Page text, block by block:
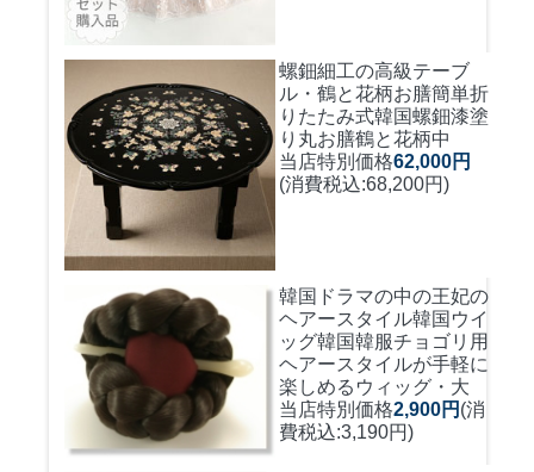
螺鈿細工の高級テーブ
ル・鶴と花柄お膳簡単折
りたたみ式韓国螺鈿漆塗
り丸お膳鶴と花柄中
当店特別価格62,000円
(消費税込:68,200円)
韓国ドラマの中の王妃の
ヘアースタイル韓国ウイ
ッグ韓国韓服チョゴリ用
ヘアースタイルが手軽に
楽しめるウィッグ・大
当店特別価格2,900円 (消
費税込:3,190円)